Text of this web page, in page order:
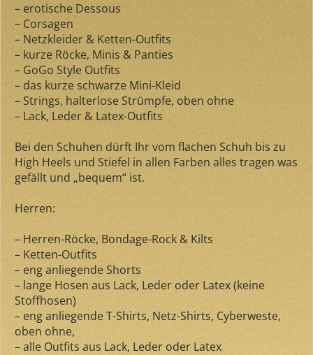
– erotische Dessous
– Corsagen
– Netzkleider & Ketten-Outfits
– kurze Röcke, Minis & Panties
– GoGo Style Outfits
– das kurze schwarze Mini-Kleid
– Strings, halterlose Strümpfe, oben ohne
– Lack, Leder & Latex-Outfits
Bei den Schuhen dürft Ihr vom flachen Schuh bis zu
High Heels und Stiefel in allen Farben alles tragen was
gefällt und „bequem“ ist.
Herren:
– Herren-Röcke, Bondage-Rock & Kilts
– Ketten-Outfits
– eng anliegende Shorts
– lange Hosen aus Lack, Leder oder Latex (keine
Stoffhosen)
– eng anliegende T-Shirts, Netz-Shirts, Cyberweste,
oben ohne,
– alle Outfits aus Lack, Leder oder Latex